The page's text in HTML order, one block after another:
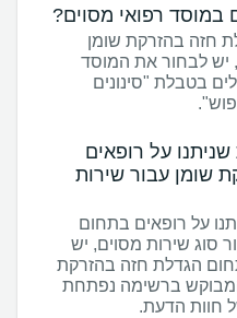
במוסד רפואי מסוים?
חזה בהזרקת שומן
יש לבחור את המוסד
בטבלת "סינונים
על רופאים
שומן עבור שירות
על רופאים בתחום
סוג שירות מסוים, יש
הגדלת חזה בהזרקת
ברשימה נפתחת
חוות הדעת.